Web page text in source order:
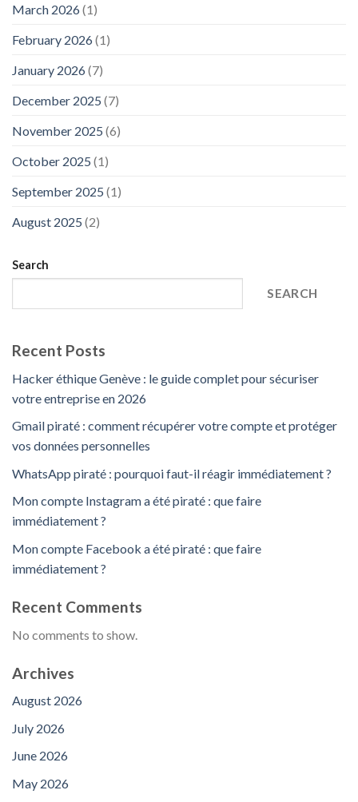
March 2026(1)
February 2026(1)
January 2026(7)
December 2025 (7)
November 2025 (6)
October 2025 (1)
September 2025 (1)
August 2025 (2)
Search
SEARCH
Recent Posts
Hacker éthique Genève : le guide complet pour sécuriser
votre entreprise en 2026
Gmail piraté : comment récupérer votre compte et protéger
vos données personnelles
WhatsApp piraté : pourquoi faut-il réagir immédiatement ?
Mon compte Instagram a été piraté : que faire
immédiatement ?
Mon compte Facebook a été piraté : que faire
immédiatement ?
Recent Comments
No comments to show.
Archives
August 2026
July 2026
June 2026
May 2026